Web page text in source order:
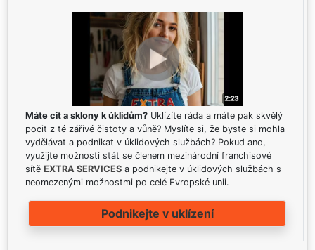
Máte cit a sklony k úklidům? Uklízíte ráda a máte pak skvělý
pocit z té zářivé čistoty a vůně? Myslíte si, že byste si mohla
vydělávat a podnikat v úklidových službách? Pokud ano,
využijte možnosti stát se členem mezinárodní franchisové
sítě EXTRA SERVICES a podnikejte v úklidových službách s
neomezenými možnostmi po celé Evropské unii.
Podnikejte v uklízení